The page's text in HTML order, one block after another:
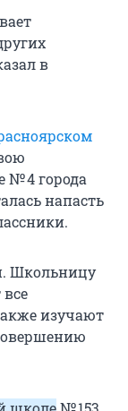
в
№ 4 города
напасть
Школьницу
изучают